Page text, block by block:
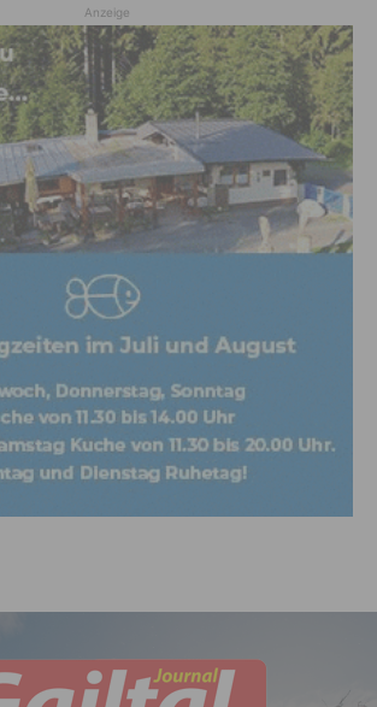
Anzeige